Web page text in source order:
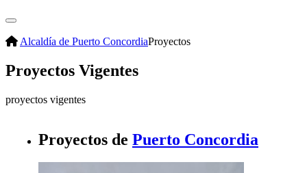
Alcaldía de Puerto ConcordiaProyectos
Proyectos Vigentes
​proyect​os vigentes